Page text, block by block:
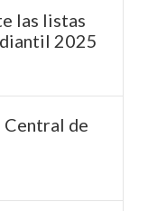
las listas
2025
de